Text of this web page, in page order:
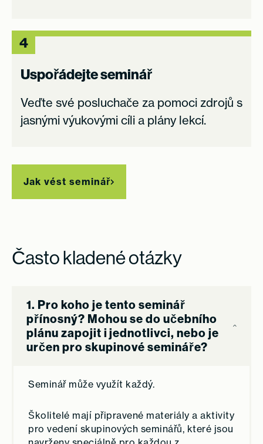
4
Uspořádejte seminář
Veďte své posluchače za pomoci zdrojů s
jasnými výukovými cíli a plány lekcí.
Jak vést seminář
Často kladené otázky
1. Pro koho je tento seminář
přínosný? Mohou se do učebního
plánu zapojit i jednotlivci, nebo je
určen pro skupinové semináře?
Seminář může využít každý.
Školitelé mají připravené materiály a aktivity
pro vedení skupinových seminářů, které jsou